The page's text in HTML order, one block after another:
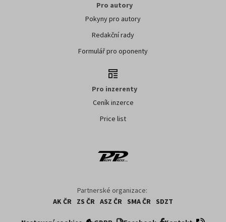
Pro autory
Pokyny pro autory
Redakční rady
Formulář pro oponenty
Pro inzerenty
Ceník inzerce
Price list
Partnerské organizace:
AK ČR
ZS ČR ASZ ČR SMA ČR SDZT